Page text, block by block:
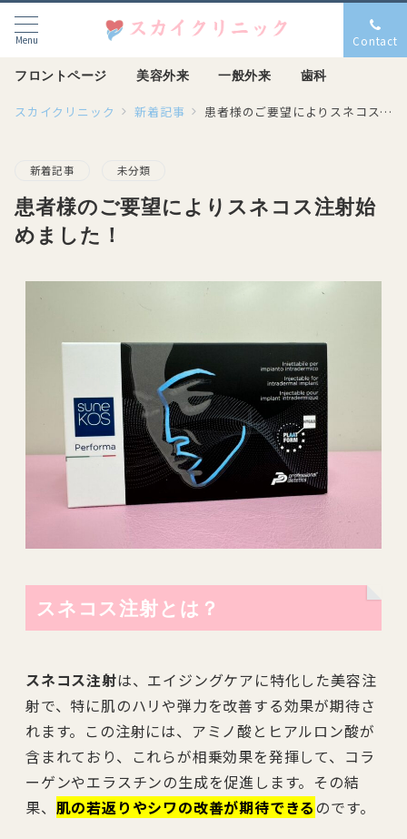
Menu Contact
フロントページ 美容外来 一般外来 歯科
スカイクリニック 新着記事 患者様のご要望によりスネコス注射始めました！
新着記事 未分類
患者様のご要望によりスネコス注射始
めました！
スネコス注射とは？
スネコス注射は、エイジングケアに特化した美容注
射で、特に肌のハリや弾力を改善する効果が期待さ
れます。この注射には、アミノ酸とヒアルロン酸が
含まれており、これらが相乗効果を発揮して、コラ
ーゲンやエラスチンの生成を促進します。その結
果、 肌の若返りやシワの改善が期待できる のです。